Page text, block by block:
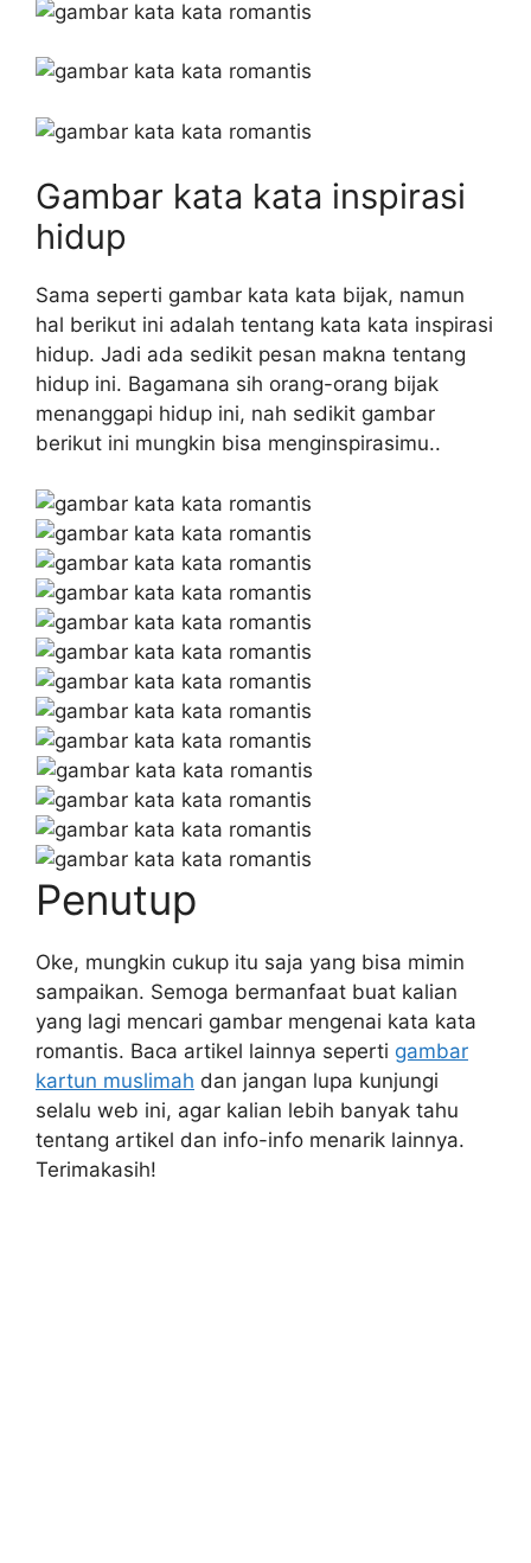
Gambar kata kata inspirasi
hidup
Sama seperti gambar kata kata bijak, namun
hal berikut ini adalah tentang kata kata inspirasi
hidup. Jadi ada sedikit pesan makna tentang
hidup ini. Bagamana sih orang-orang bijak
menanggapi hidup ini, nah sedikit gambar
berikut ini mungkin bisa menginspirasimu..
Penutup
Oke, mungkin cukup itu saja yang bisa mimin
sampaikan. Semoga bermanfaat buat kalian
yang lagi mencari gambar mengenai kata kata
romantis. Baca artikel lainnya seperti gambar
kartun muslimah dan jangan lupa kunjungi
selalu web ini, agar kalian lebih banyak tahu
tentang artikel dan info-info menarik lainnya.
Terimakasih!